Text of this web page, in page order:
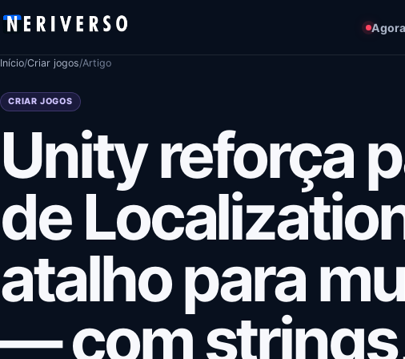
Agora
Início/Criar jogos/Artigo
CRIAR JOGOS
Unity reforça
de
atalho para
— com